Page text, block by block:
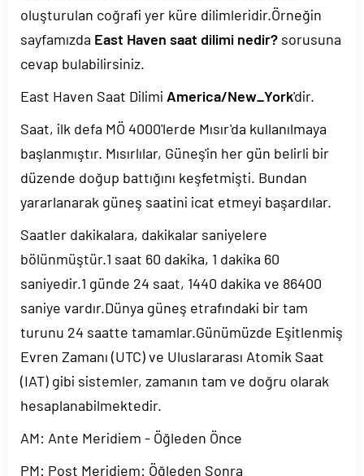
oluşturulan coğrafi yer küre dilimleridir.Örneğin
sayfamızda East Haven saat dilimi nedir? sorusuna
cevap bulabilirsiniz.
East Haven Saat Dilimi America/New_York'dir.
Saat, ilk defa MÖ 4000'lerde Mısır'da kullanılmaya
başlanmıştır. Mısırlılar, Güneş'in her gün belirli bir
düzende doğup battığını keşfetmişti. Bundan
yararlanarak güneş saatini icat etmeyi başardılar.
Saatler dakikalara, dakikalar saniyelere
bölünmüştür.1 saat 60 dakika, 1 dakika 60
saniyedir.1 günde 24 saat, 1440 dakika ve 86400
saniye vardır.Dünya güneş etrafındaki bir tam
turunu 24 saatte tamamlar.Günümüzde Eşitlenmiş
Evren Zamanı (UTC) ve Uluslararası Atomik Saat
(IAT) gibi sistemler, zamanın tam ve doğru olarak
hesaplanabilmektedir.
AM: Ante Meridiem - Öğleden Önce
PM: Post Meridiem: Öğleden Sonra